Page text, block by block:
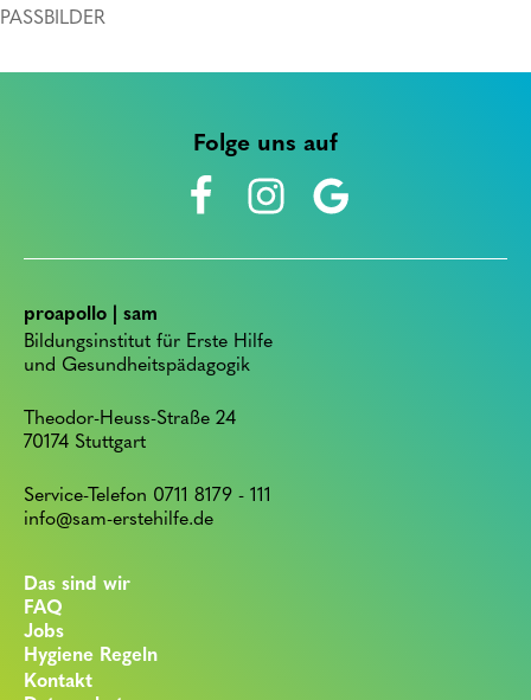
biometrische
PASSBILDER
Folge uns auf
proapollo | sam
Bildungsinstitut für Erste Hilfe
und Gesundheitspädagogik
Theodor-Heuss-Straße 24
70174 Stuttgart
Service-Telefon 0711 8179 - 111
info@sam-erstehilfe.de
Das sind wir
FAQ
Jobs
Hygiene Regeln
Kontakt